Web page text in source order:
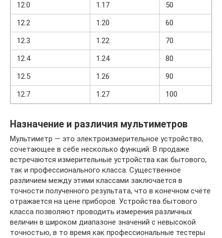
12.0
1.17
50
12.2
1.20
60
12.3
1.22
70
12.4
1.24
80
12.5
1.26
90
12.7
1.27 100
Назначение и различия мультиметров
Мультиметр — это электроизмерительное устройство,
сочетающее в себе несколько функций. В продаже
встречаются измерительные устройства как бытового,
так и профессионального класса. Существенное
различием между этими классами заключается в
точности полученного результата, что в конечном счёте
отражается на цене приборов. Устройства бытового
класса позволяют проводить измерения различных
величин в широком диапазоне значений с невысокой
точностью, в то время как профессиональные тестеры